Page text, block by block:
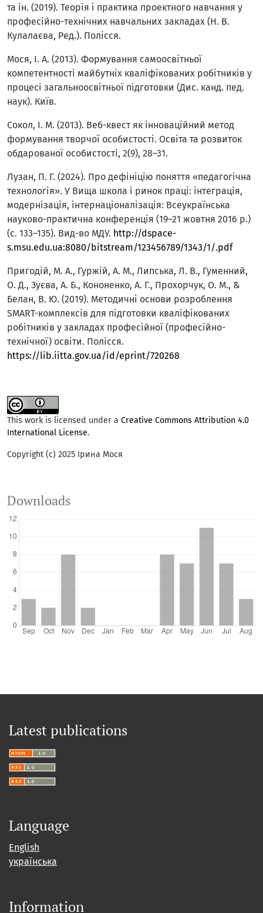
та ін. (2019). Теорія і практика проектного навчання у
професійно-технічних навчальних закладах (Н. В.
Кулалаєва, Ред.). Полісся.
Мося, І. А. (2013). Формування самоосвітньої
компетентності майбутніх кваліфікованих робітників у
процесі загальноосвітньої підготовки (Дис. канд. пед.
наук). Київ.
Сокол, І. М. (2013). Веб-квест як інноваційний метод
формування творчої особистості. Освіта та розвиток
обдарованої особистості, 2(9), 28–31.
Лузан, П. Г. (2024). Про дефініцію поняття «педагогічна
технологія». У Вища школа і ринок праці: інтеграція,
модернізація, інтернаціоналізація: Всеукраїнська
науково-практична конференція (19–21 жовтня 2016 р.)
(с. 133–135). Вид-во МДУ. http://dspace-
s.msu.edu.ua:8080/bitstream/123456789/1343/1/.pdf
Пригодій, М. А., Гуржій, А. М., Липська, Л. В., Гуменний,
О. Д., Зуєва, А. Б., Кононенко, А. Г., Прохорчук, О. М., &
Белан, В. Ю. (2019). Методичні основи розроблення
SMART-комплексів для підготовки кваліфікованих
робітників у закладах професійної (професійно-
технічної) освіти. Полісся.
https://lib.iitta.gov.ua/id/eprint/720268
This work is licensed under a Creative Commons Attribution 4.0
International License.
Copyright (c) 2025 Ірина Мося
Downloads
Latest publications
Language
English
українська
Information